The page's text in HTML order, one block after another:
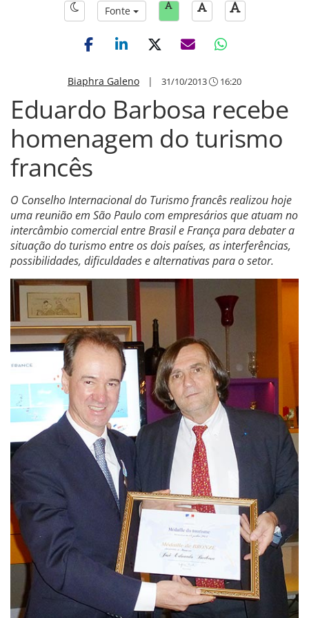
Fonte
Biaphra Galeno | 31/10/2013 16:20
Eduardo Barbosa recebe
homenagem do turismo
francês
O Conselho Internacional do Turismo francês realizou hoje
uma reunião em São Paulo com empresários que atuam no
intercâmbio comercial entre Brasil e França para debater a
situação do turismo entre os dois países, as interferências,
possibilidades, dificuldades e alternativas para o setor.